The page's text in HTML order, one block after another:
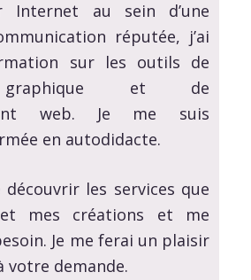
Internet au sein d’une
réputée, j’ai
sur les outils de
graphique et de
web. Je me suis
en autodidacte.
découvrir les services que
mes créations et me
Je me ferai un plaisir
votre demande.